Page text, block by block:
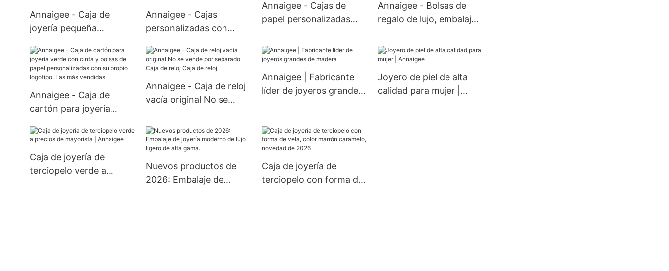
Annaigee - Caja de
joyería pequeña
vendida, caja para
colgante y anillo, caja de
terciopelo para
exhibición de bodas y
compromisos
Annaigee - Cajas
personalizadas con
papel de embalaje, papel
de seda, cinta de
envoltura, cajas de
cartón para embalaje.
Annaigee - Cajas de
papel personalizadas
mayor, para anillos,
collares y conjuntos de
joyería.
Annaigee - Bolsas de
regalo de lujo, embalaje
embalaje personalizado
en papel de seda para
ropa, zapatos y joyas.
Annaigee - Caja de
cartón para joyería
de papel personalizadas
Las más vendidas.
Annaigee - Caja de reloj
vacía original No se
Caja de reloj Caja de
reloj
Annaigee | Fabricante
líder de joyeros grandes
Joyero de piel de alta
calidad para mujer |
Caja de joyería de
terciopelo verde a
Nuevos productos de
2026: Embalaje de
Caja de joyería de
terciopelo con forma de